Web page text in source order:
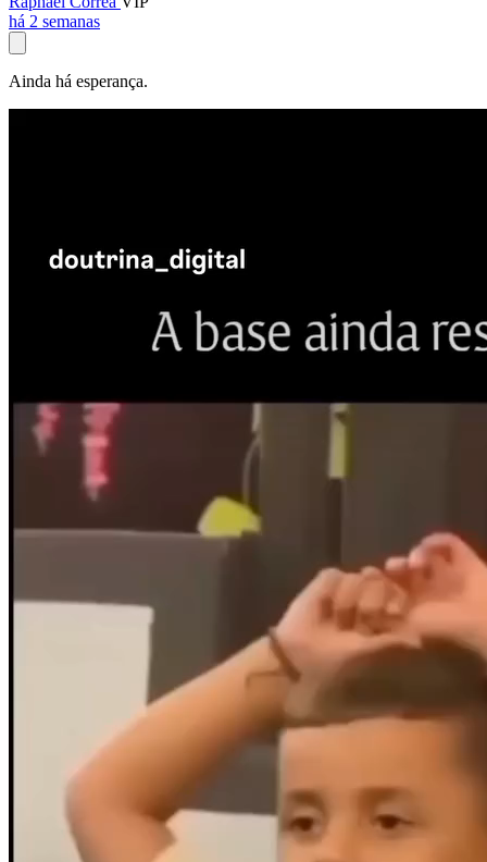
há 2 semanas
Ainda há esperança.